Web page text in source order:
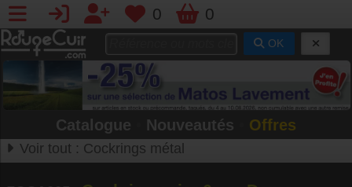
0 0
OK
Catalogue Nouveautés Offres
Voir tout : Cockrings métal